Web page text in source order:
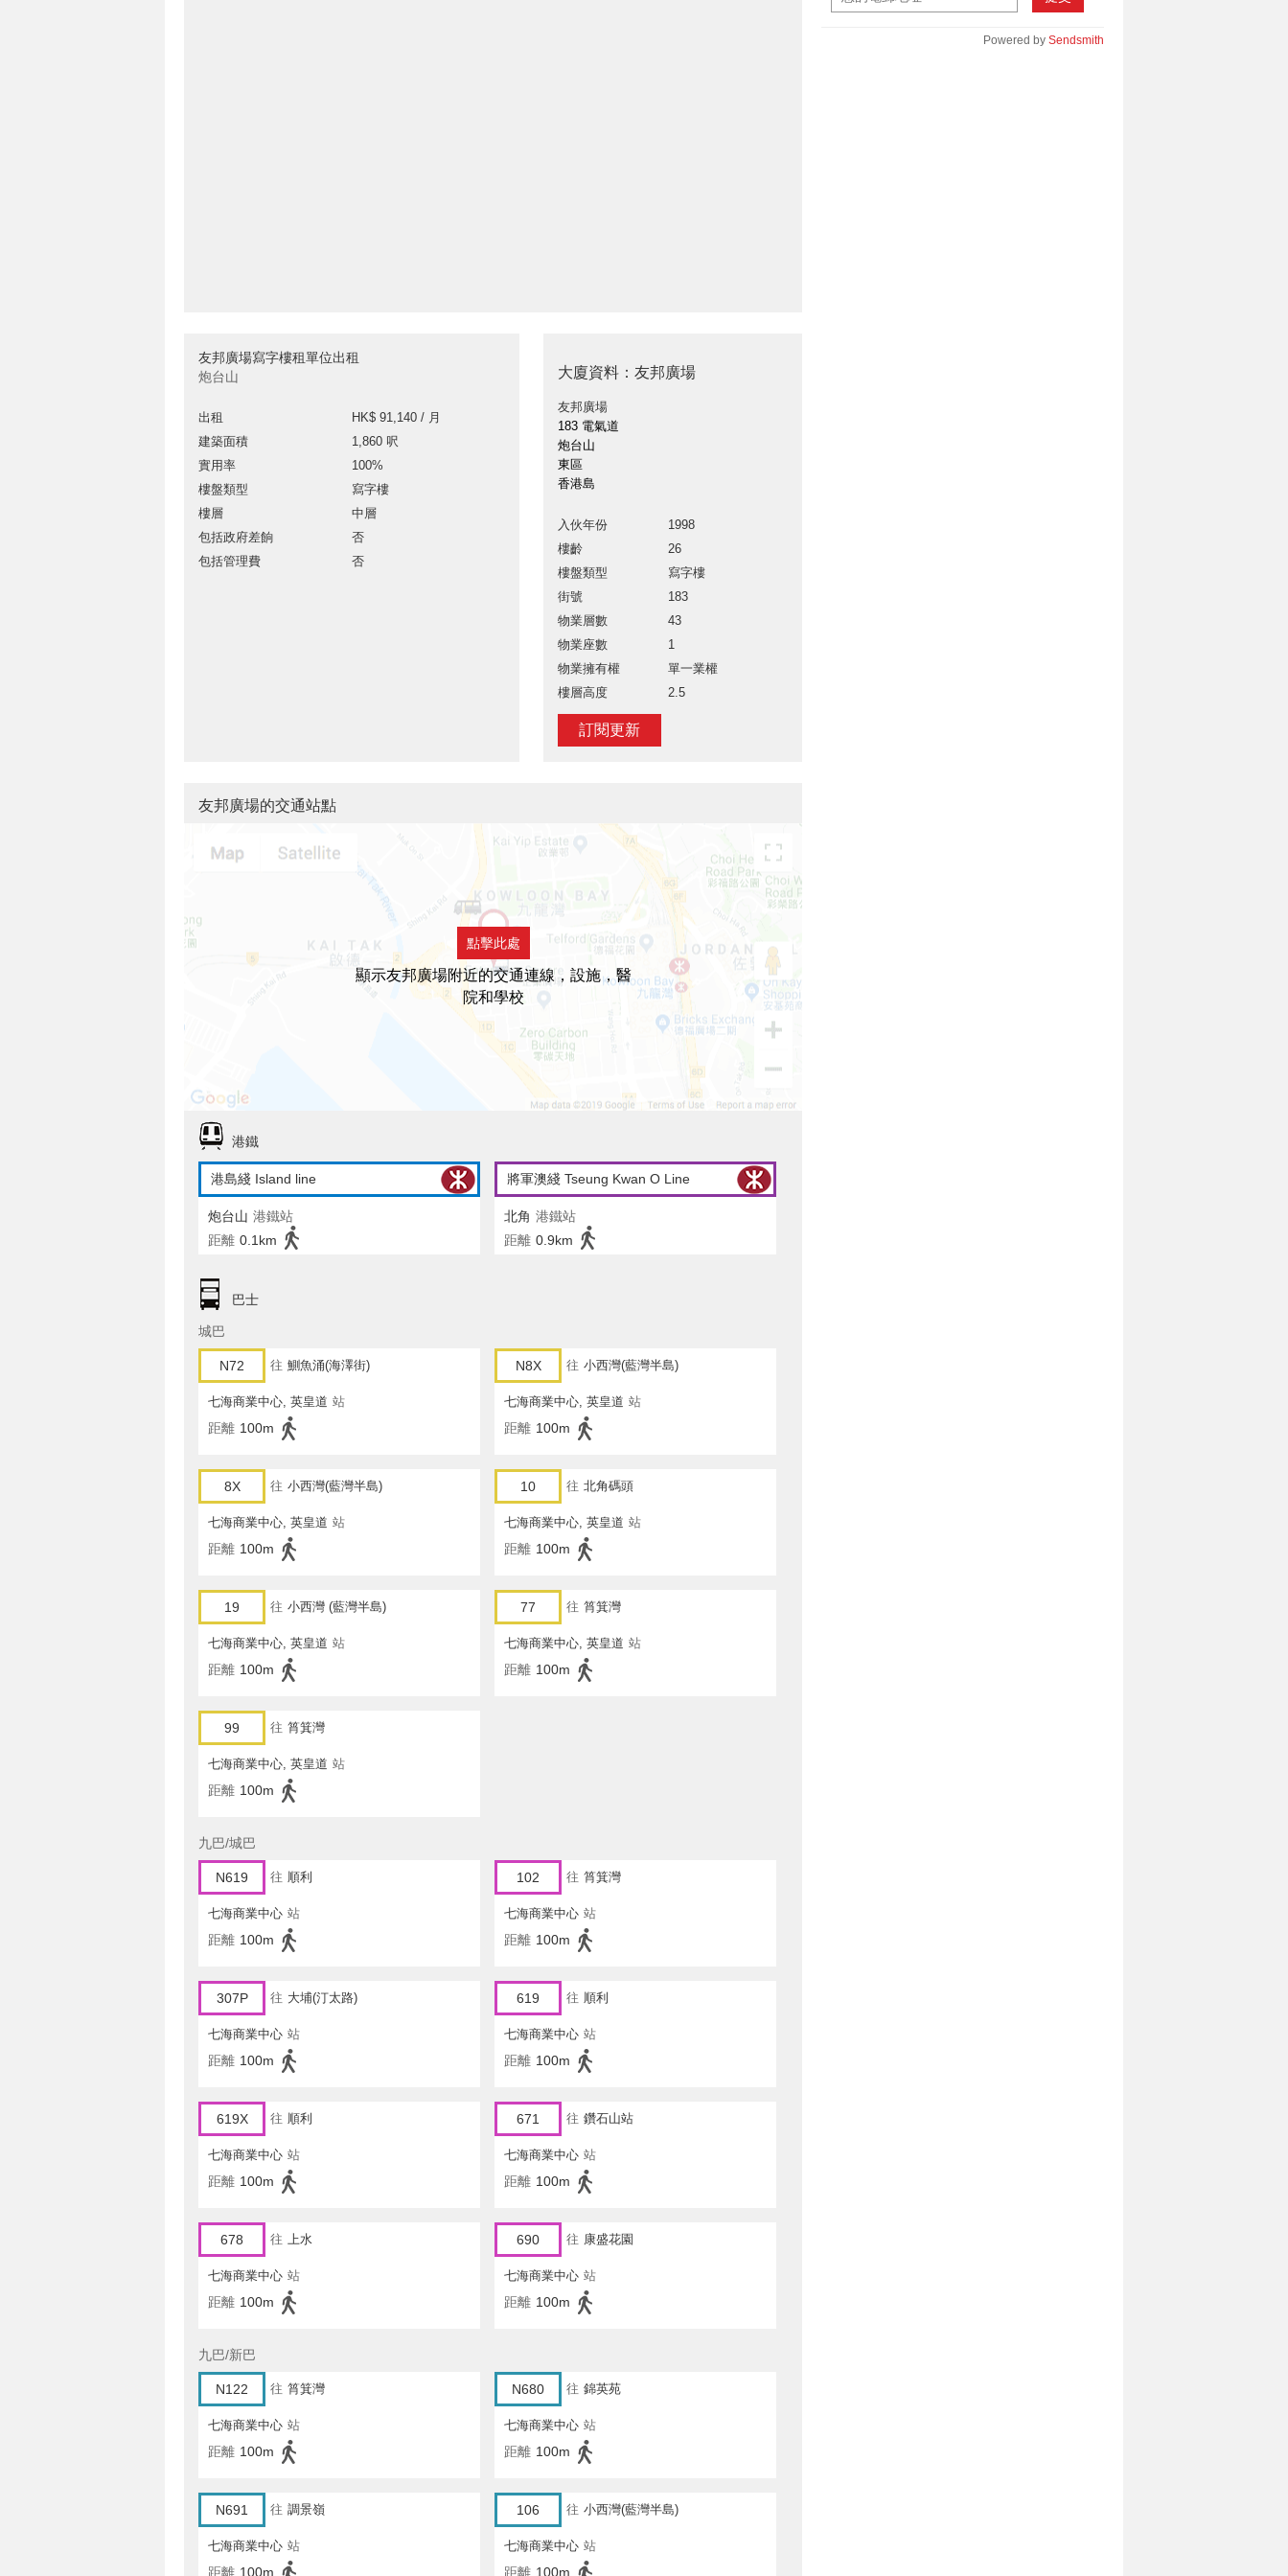
友邦廣場寫字樓租單位出租
炮台山
出租
HK$ 91,140 / 月
建築面積
1,860 呎
實用率
100%
樓盤類型
寫字樓
樓層
中層
包括政府差餉
否
包括管理費
否
大廈資料：友邦廣場
友邦廣場
183 電氣道
炮台山
東區
香港島
入伙年份
1998
樓齡
26
樓盤類型
寫字樓
街號
183
物業層數
43
物業座數
1
物業擁有權
單一業權
樓層高度
2.5
訂閱更新
Powered by Sendsmith
友邦廣場的交通站點
點擊此處
顯示友邦廣場附近的交通連線，設施，醫
院和學校
港鐵
港島綫 Island line
炮台山 港鐵站
距離 0.1km
將軍澳綫 Tseung Kwan O Line
北角 港鐵站
距離 0.9km
巴士
城巴
N72 往 鰂魚涌(海澤街)
七海商業中心, 英皇道 站
距離 100m
N8X 往 小西灣(藍灣半島)
七海商業中心, 英皇道 站
距離 100m
8X 往 小西灣(藍灣半島)
七海商業中心, 英皇道 站
距離 100m
10 往 北角碼頭
七海商業中心, 英皇道 站
距離 100m
19 往 小西灣 (藍灣半島)
七海商業中心, 英皇道 站
距離 100m
77 往 筲箕灣
七海商業中心, 英皇道 站
距離 100m
99 往 筲箕灣
七海商業中心, 英皇道 站
距離 100m
九巴/城巴
N619 往 順利
七海商業中心 站
距離 100m
102 往 筲箕灣
七海商業中心 站
距離 100m
307P 往 大埔(汀太路)
七海商業中心 站
距離 100m
619 往 順利
七海商業中心 站
距離 100m
619X 往 順利
七海商業中心 站
距離 100m
671 往 鑽石山站
七海商業中心 站
距離 100m
678 往 上水
七海商業中心 站
距離 100m
690 往 康盛花園
七海商業中心 站
距離 100m
九巴/新巴
N122 往 筲箕灣
七海商業中心 站
距離 100m
N680 往 錦英苑
七海商業中心 站
距離 100m
N691 往 調景嶺
七海商業中心 站
距離 100m
106 往 小西灣(藍灣半島)
七海商業中心 站
距離 100m